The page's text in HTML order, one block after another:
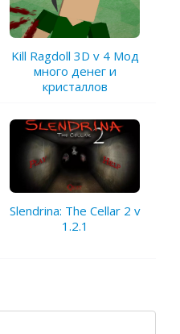
Kill Ragdoll 3D v 4 Мод
много денег и
кристаллов
Slendrina: The Cellar 2 v
1.2.1